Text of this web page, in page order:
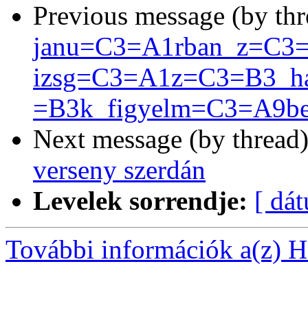
Previous message (by
Next message (by
verseny szerdán
Levelek sorrendje: [
További információk a(z)